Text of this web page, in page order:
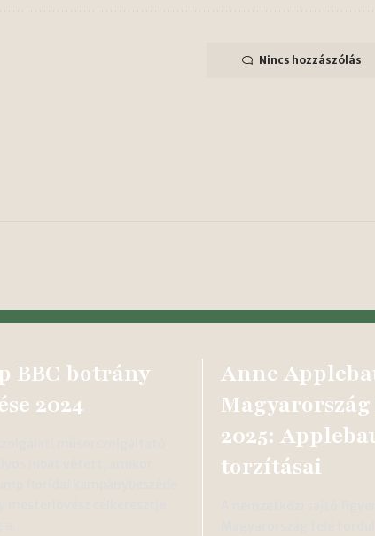
Nincs hozzászólás
BBC botrány
2024
Anne
2025:
torzításai